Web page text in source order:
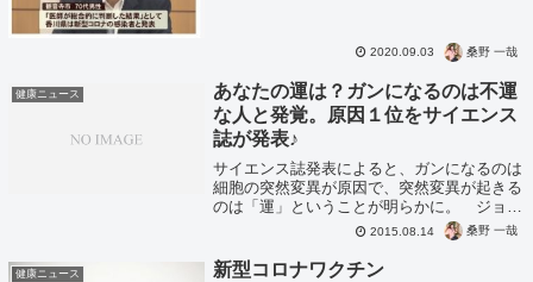
2020.09.03 桑野 一哉
健康ニュース
あなたの運は？ガンになるのは不運
な人と発覚。原因１位をサイエンス
誌が発表♪
サイエンス誌発表によると、ガンになるのは
細胞の突然変異が原因で、突然変異が起きる
のは「運」ということが明らかに。 ジョン
ズ・ホプキンス大学（Johns Hopkins
University）の研究チームの調査乳がん、前
立腺ガンはこの調査には...
2015.08.14 桑野 一哉
健康ニュース 新型コロナワクチン